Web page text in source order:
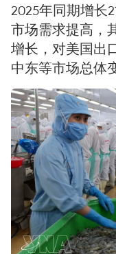
2025年同期增长
市场需求提高，
增长，对美国出
中东等市场总体